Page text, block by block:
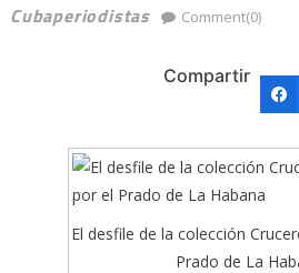
Cubaperiodistas
Comment(0)
Compartir
El desfile de la colección
Prado de La